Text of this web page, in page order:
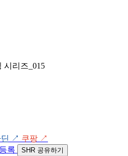
시리즈_015
↗ 쿠팡 ↗
록 SHR 공유하기